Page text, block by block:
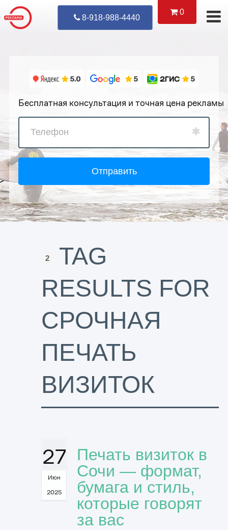
0
8-918-988-4440 Уже
Бесплатная консультация и точная цена рекламы
Отправить
2
TAG
RESULTS FOR
СРОЧНАЯ
ПЕЧАТЬ
ВИЗИТОК
27
Июн
2025
Печать визиток в
Сочи — формат,
бумага и стиль,
которые говорят
за вас